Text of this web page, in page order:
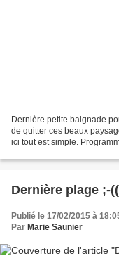
Dernière petite baignade
de quitter ces beaux
ici tout est simple.
Dernière plage ;-
Publié le 17/02/2015 à
Par Marie Saunier